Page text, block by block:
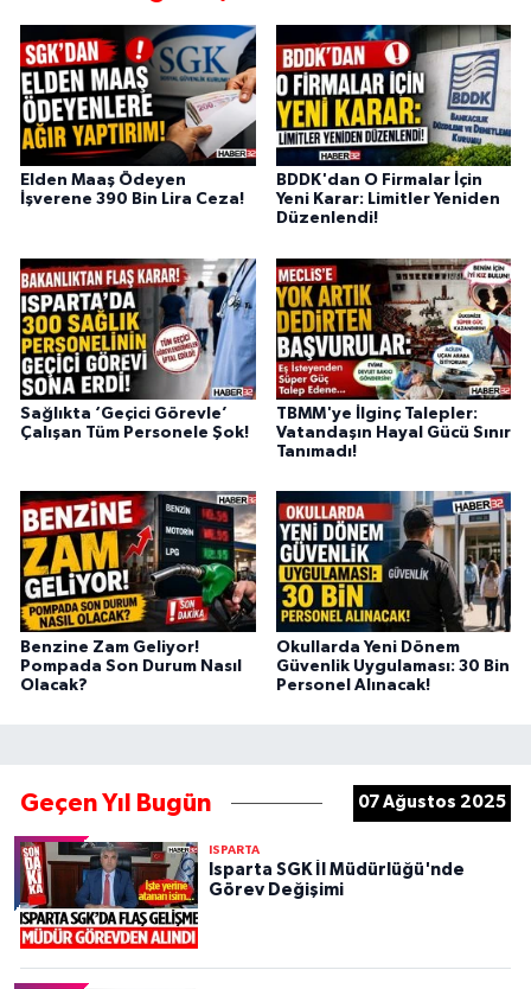
Elden Maaş Ödeyen
İşverene 390 Bin Lira Ceza!
BDDK'dan O Firmalar İçin
Yeni Karar: Limitler Yeniden
Düzenlendi!
Sağlıkta ‘Geçici Görevle’
Çalışan Tüm Personele Şok!
TBMM'ye İlginç Talepler:
Vatandaşın Hayal Gücü Sınır
Tanımadı!
Benzine Zam Geliyor!
Pompada Son Durum Nasıl
Olacak?
Okullarda Yeni Dönem
Güvenlik Uygulaması: 30 Bin
Personel Alınacak!
Geçen Yıl Bugün 07 Ağustos 2025
ISPARTA
Isparta SGK İl Müdürlüğü'nde
Görev Değişimi